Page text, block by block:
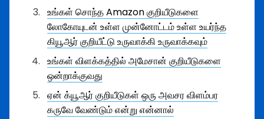
உங்கள் சொந்த Amazon குறியீடுகளை
லோகோயுடன் உள்ள முன்னோட்டம் உள்ள உயர்ந்த
கியூஆர் குறியீட்டு உருவாக்கி உருவாக்கவும்
உங்கள் விளக்கத்தில் அமேசான் குறியீடுகளை
ஒன்றாக்குவது
ஏன் க்யூஆர் குறியீடுகள் ஒரு அவசர விளம்பர
கருவே வேண்டும் என்று என்னால்